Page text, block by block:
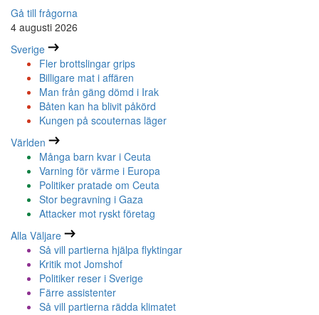
Gå till frågorna
4 augusti 2026
Sverige
Fler brottslingar grips
Billigare mat i affären
Man från gäng dömd i Irak
Båten kan ha blivit påkörd
Kungen på scouternas läger
Världen
Många barn kvar i Ceuta
Varning för värme i Europa
Politiker pratade om Ceuta
Stor begravning i Gaza
Attacker mot ryskt företag
Alla Väljare
Så vill partierna hjälpa flyktingar
Kritik mot Jomshof
Politiker reser i Sverige
Färre assistenter
Så vill partierna rädda klimatet